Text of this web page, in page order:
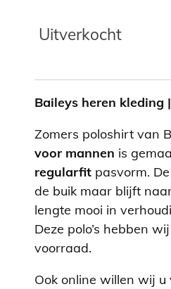
Uitverkocht
Baileys heren kleding
Zomers poloshirt van
voor mannen is
regularfit pasvorm.
de buik maar blijft
lengte mooi in
Deze polo’s hebben
voorraad.
Ook online willen wij